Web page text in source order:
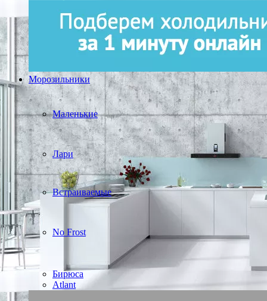
Морозильники
Маленькие
Лари
Встраиваемые
No Frost
Бирюса
Atlant